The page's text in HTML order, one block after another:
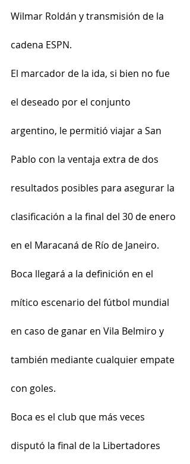
Wilmar Roldán y transmisión de la
cadena ESPN.
El marcador de la ida, si bien no fue
el deseado por el conjunto
argentino, le permitió viajar a San
Pablo con la ventaja extra de dos
resultados posibles para asegurar la
clasificación a la final del 30 de enero
en el Maracaná de Río de Janeiro.
Boca llegará a la definición en el
mítico escenario del fútbol mundial
en caso de ganar en Vila Belmiro y
también mediante cualquier empate
con goles.
Boca es el club que más veces
disputó la final de la Libertadores